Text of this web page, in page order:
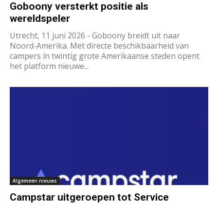
Goboony versterkt positie als
wereldspeler
Utrecht, 11 juni 2026 - Goboony breidt uit naar
Noord-Amerika. Met directe beschikbaarheid van
campers in twintig grote Amerikaanse steden opent
het platform nieuwe...
Algemeen nieuws
Campstar uitgeroepen tot Service